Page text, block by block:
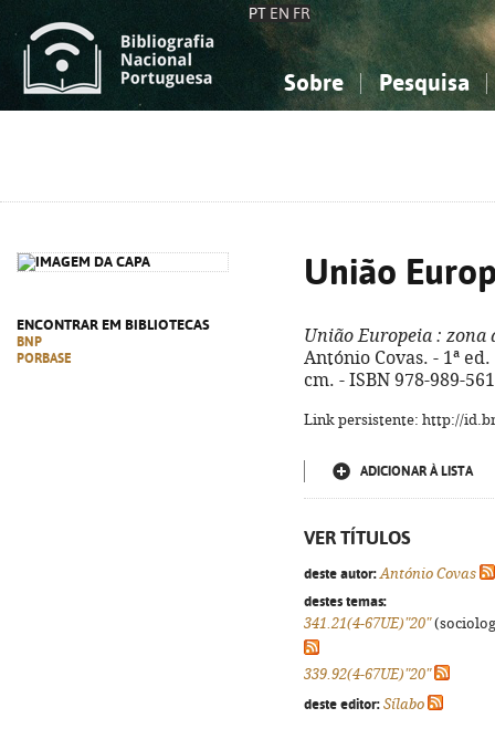
PT EN FR
Sobre Pesquisa
ENCONTRAR EM BIBLIOTECAS
BNP
PORBASE
União
União Europeia : zona
António Covas. - 1ª
cm. - ISBN 978-989-
Link persistente: http://
ADICIONAR À LISTA
VER TÍTULOS
deste autor: António Covas
destes temas:
341.21(4-67UE)"20"
339.92(4-67UE)"20"
deste editor: Sílabo